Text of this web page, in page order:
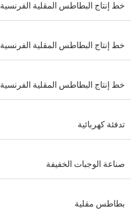
خط إنتاج البطاطس المقلية الفرنسية
خط إنتاج البطاطس المقلية الفرنسية
خط إنتاج البطاطس المقلية الفرنسية
تدفئة كهربائية
صناعة الوجبات الخفيفة
بطاطس مقلية